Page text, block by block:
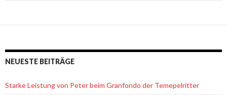
NEUESTE BEITRÄGE
Starke Leistung von Peter beim Granfondo der Temepelritter